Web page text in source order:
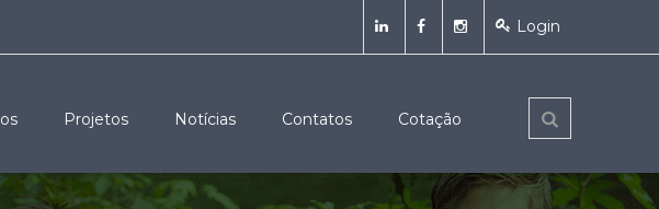
Login
Projetos Notícias Contatos Cotação